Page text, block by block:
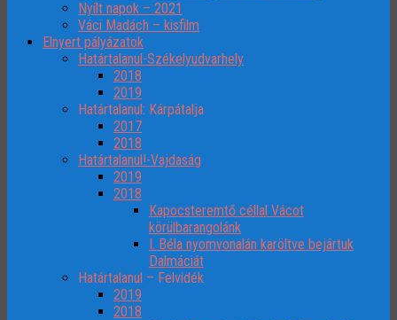
Nyílt napok – 2021
Váci Madách – kisfilm
Elnyert pályázatok
Határtalanul-Székelyudvarhely
2018
2019
Határtalanul: Kárpátalja
2017
2018
Határtalanul!-Vajdaság
2019
2018
Kapocsteremtő céllal Vácot
körülbarangolánk
I. Béla nyomvonalán karöltve bejártuk
Dalmáciát
Határtalanul – Felvidék
2019
2018